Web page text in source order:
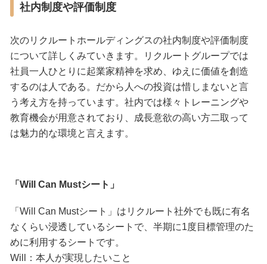
社内制度や評価制度
次のリクルートホールディングスの社内制度や評価制度
について詳しくみていきます。リクルートグループでは
社員一人ひとりに起業家精神を求め、ゆえに価値を創造
するのは人である。だから人への投資は惜しまないと言
う考え方を持っています。社内では様々トレーニングや
教育機会が用意されており、成長意欲の高い方二取って
は魅力的な環境と言えます。
「Will Can Mustシート」
「Will Can Mustシート」はリクルート社外でも既に有名
なくらい浸透しているシートで、半期に1度目標管理のた
めに利用するシートです。
Will：本人が実現したいこと